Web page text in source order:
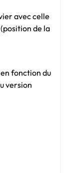
avec celle
de la
fonction du
version